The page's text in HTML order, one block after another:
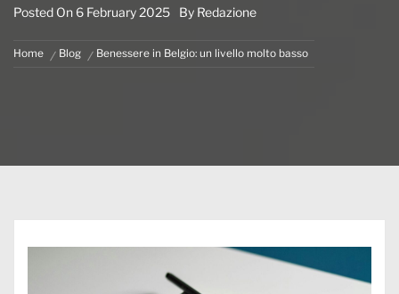
Posted On 6 February 2025 By Redazione
Home Blog Benessere in Belgio: un livello molto basso